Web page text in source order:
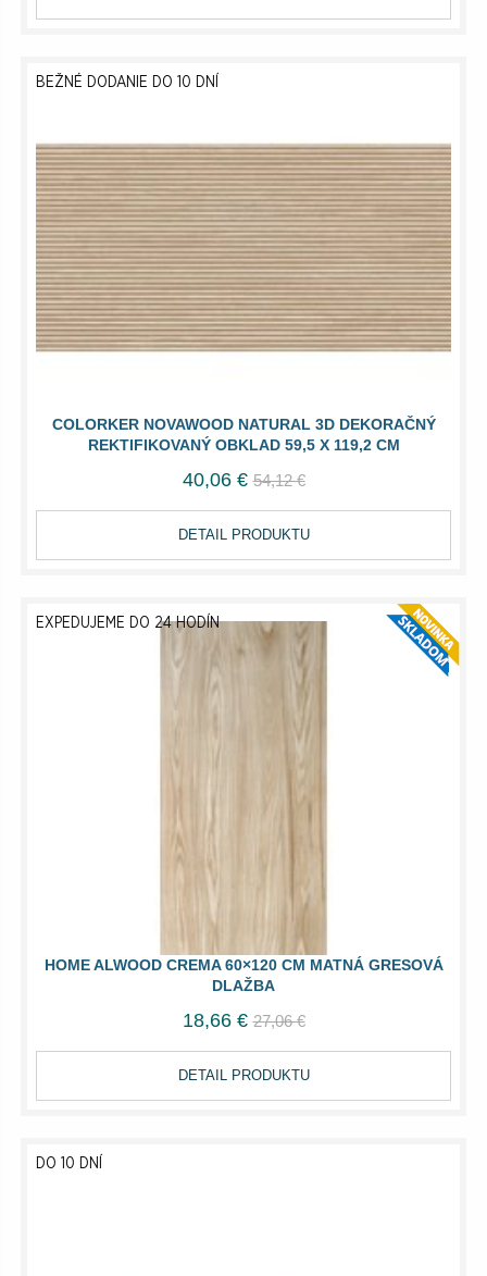
COLORKER NOVAWOOD NATURAL 3D DEKORAČNÝ
REKTIFIKOVANÝ OBKLAD 59,5 X 119,2 CM
BEŽNÉ DODANIE DO 10 DNÍ
40,06 € 54,12 €
DETAIL PRODUKTU
HOME ALWOOD CREMA 60×120 CM MATNÁ GRESOVÁ
DLAŽBA
EXPEDUJEME DO 24 HODÍN
18,66 € 27,06 €
DETAIL PRODUKTU
DO 10 DNÍ